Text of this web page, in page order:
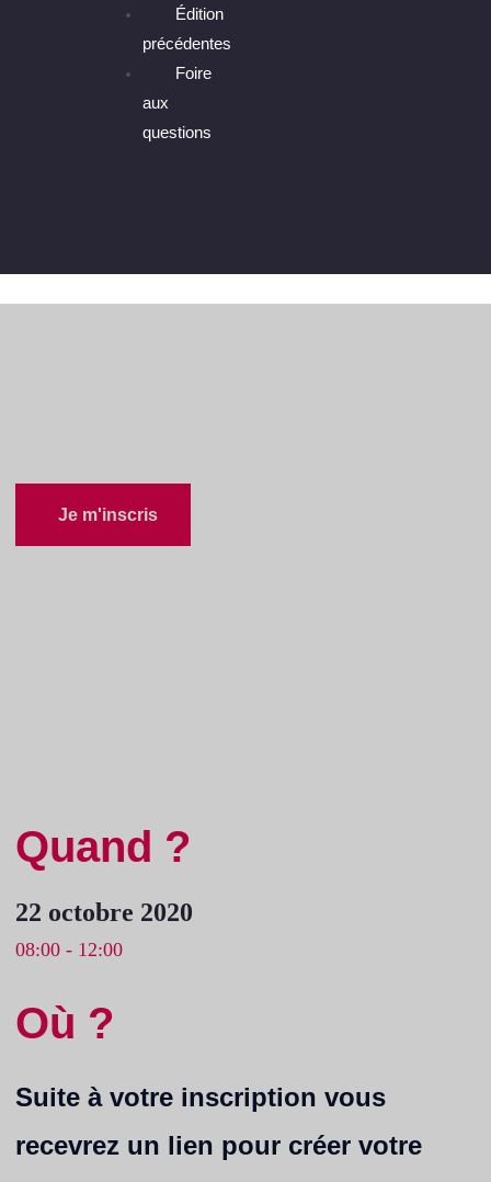
Édition
précédentes
Foire
aux
questions
Je m'inscris
Quand ?
22 octobre 2020
08:00 - 12:00
Où ?
Suite à votre inscription vous
recevrez un lien pour créer votre